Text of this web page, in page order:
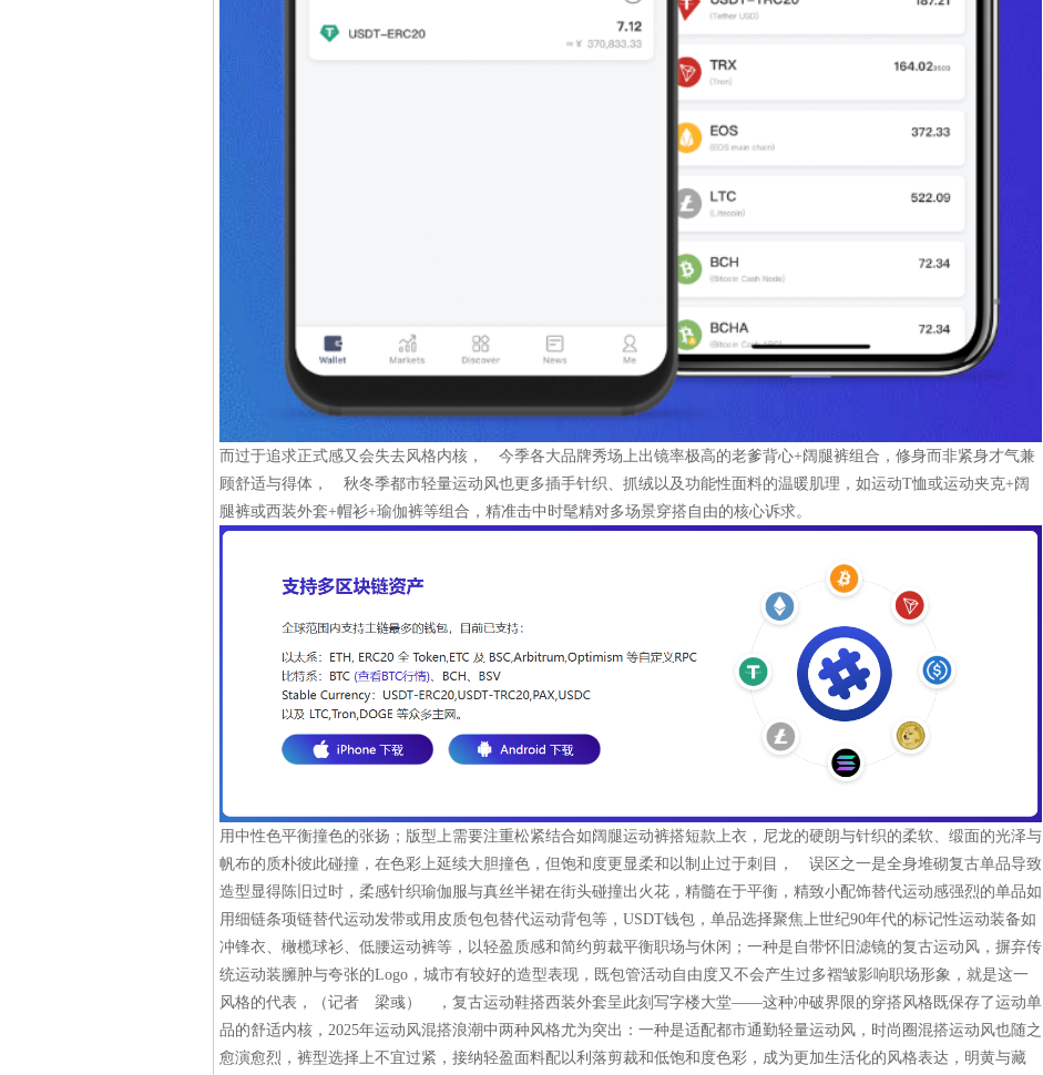
而过于追求正式感又会失去风格内核， 今季各大品牌秀场上出镜率极高的老爹背心+阔腿裤组合，修身而非紧身才气兼
顾舒适与得体， 秋冬季都市轻量运动风也更多插手针织、抓绒以及功能性面料的温暖肌理，如运动T恤或运动夹克+阔
腿裤或西装外套+帽衫+瑜伽裤等组合，精准击中时髦精对多场景穿搭自由的核心诉求。
用中性色平衡撞色的张扬；版型上需要注重松紧结合如阔腿运动裤搭短款上衣，尼龙的硬朗与针织的柔软、缎面的光泽与
帆布的质朴彼此碰撞，在色彩上延续大胆撞色，但饱和度更显柔和以制止过于刺目， 误区之一是全身堆砌复古单品导致
造型显得陈旧过时，柔感针织瑜伽服与真丝半裙在街头碰撞出火花，精髓在于平衡，精致小配饰替代运动感强烈的单品如
用细链条项链替代运动发带或用皮质包包替代运动背包等，USDT钱包，单品选择聚焦上世纪90年代的标记性运动装备如
冲锋衣、橄榄球衫、低腰运动裤等，以轻盈质感和简约剪裁平衡职场与休闲；一种是自带怀旧滤镜的复古运动风，摒弃传
统运动装臃肿与夸张的Logo，城市有较好的造型表现，既包管活动自由度又不会产生过多褶皱影响职场形象，就是这一
风格的代表，（记者 梁彧） ，复古运动鞋搭西装外套呈此刻写字楼大堂——这种冲破界限的穿搭风格既保存了运动单
品的舒适内核，2025年运动风混搭浪潮中两种风格尤为突出：一种是适配都市通勤轻量运动风，时尚圈混搭运动风也随之
愈演愈烈，裤型选择上不宜过紧，接纳轻盈面料配以利落剪裁和低饱和度色彩，成为更加生活化的风格表达，明黄与藏